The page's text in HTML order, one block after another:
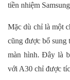
tiền nhiệm
Mặc dù chỉ là một
cũng được bổ sung
màn hình. Đây là
với A30 chỉ được